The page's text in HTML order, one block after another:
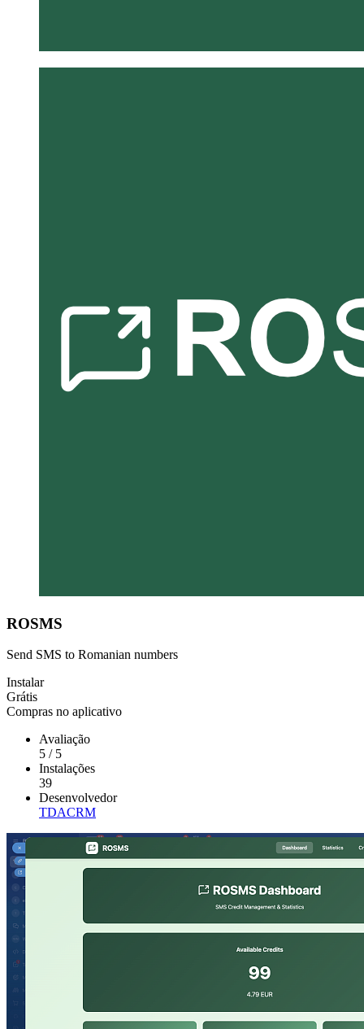
ROSMS
Send SMS to Romanian numbers
Instalar
Grátis
Compras no aplicativo
Avaliação
5 / 5
Instalações
39
Desenvolvedor
TDACRM